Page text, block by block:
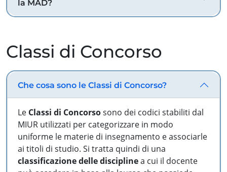
la MAD?
Classi di Concorso
Che cosa sono le Classi di Concorso?
Le Classi di Concorsosono dei codici stabiliti dal
MIUR utilizzati per categorizzare in modo
uniforme le materie di insegnamento e associarle
ai titoli di studio. Si tratta quindi di una
classificazione delle disciplinea cui il docente